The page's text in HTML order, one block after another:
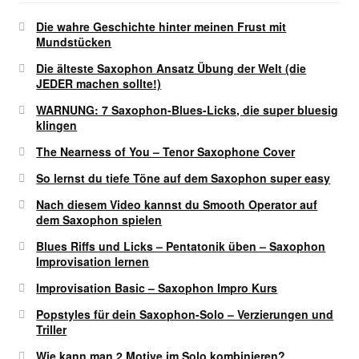
Die wahre Geschichte hinter meinen Frust mit
Mundstücken
Die älteste Saxophon Ansatz Übung der Welt (die
JEDER machen sollte!)
WARNUNG: 7 Saxophon-Blues-Licks, die super bluesig
klingen
The Nearness of You – Tenor Saxophone Cover
So lernst du tiefe Töne auf dem Saxophon super easy
Nach diesem Video kannst du Smooth Operator auf
dem Saxophon spielen
Blues Riffs und Licks – Pentatonik üben – Saxophon
Improvisation lernen
Improvisation Basic – Saxophon Impro Kurs
Popstyles für dein Saxophon-Solo – Verzierungen und
Triller